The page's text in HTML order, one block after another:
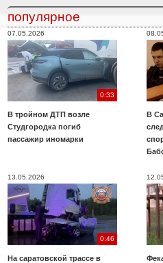
популярное
07.05.2026
0:33
В тройном ДТП возле
Студгородка погиб
пассажир иномарки
В
13.05.2026
0:46
На саратовской трассе в